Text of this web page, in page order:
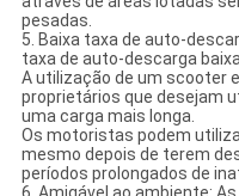
pesadas.
5. Baixa taxa de auto-
taxa de auto-descarga
A utilização de um scooter
proprietários que desejam
uma carga mais longa.
Os motoristas podem
mesmo depois de terem
períodos prolongados de